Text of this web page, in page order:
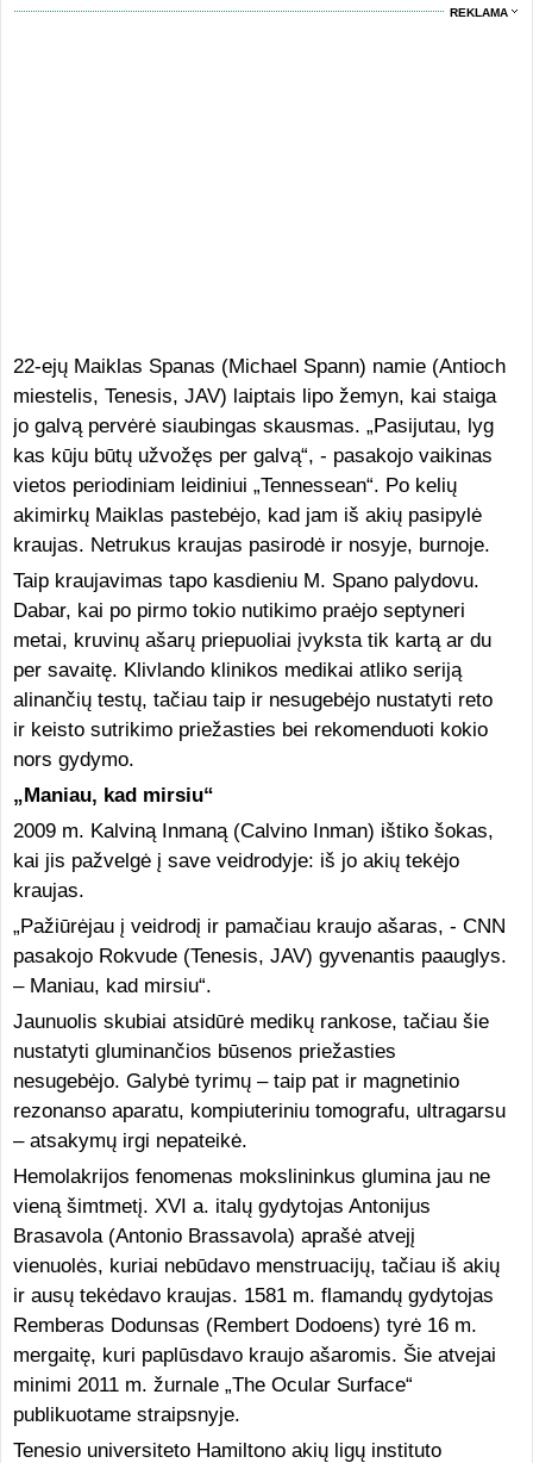
REKLAMA
22-ejų Maiklas Spanas (Michael Spann) namie (Antioch
miestelis, Tenesis, JAV) laiptais lipo žemyn, kai staiga
jo galvą pervėrė siaubingas skausmas. „Pasijutau, lyg
kas kūju būtų užvožęs per galvą“, - pasakojo vaikinas
vietos periodiniam leidiniui „Tennessean“. Po kelių
akimirkų Maiklas pastebėjo, kad jam iš akių pasipylė
kraujas. Netrukus kraujas pasirodė ir nosyje, burnoje.
Taip kraujavimas tapo kasdieniu M. Spano palydovu.
Dabar, kai po pirmo tokio nutikimo praėjo septyneri
metai, kruvinų ašarų priepuoliai įvyksta tik kartą ar du
per savaitę. Klivlando klinikos medikai atliko seriją
alinančių testų, tačiau taip ir nesugebėjo nustatyti reto
ir keisto sutrikimo priežasties bei rekomenduoti kokio
nors gydymo.
„Maniau, kad mirsiu“
2009 m. Kalviną Inmaną (Calvino Inman) ištiko šokas,
kai jis pažvelgė į save veidrodyje: iš jo akių tekėjo
kraujas.
„Pažiūrėjau į veidrodį ir pamačiau kraujo ašaras, - CNN
pasakojo Rokvude (Tenesis, JAV) gyvenantis paauglys.
– Maniau, kad mirsiu“.
Jaunuolis skubiai atsidūrė medikų rankose, tačiau šie
nustatyti gluminančios būsenos priežasties
nesugebėjo. Galybė tyrimų – taip pat ir magnetinio
rezonanso aparatu, kompiuteriniu tomografu, ultragarsu
– atsakymų irgi nepateikė.
Hemolakrijos fenomenas mokslininkus glumina jau ne
vieną šimtmetį. XVI a. italų gydytojas Antonijus
Brasavola (Antonio Brassavola) aprašė atvejį
vienuolės, kuriai nebūdavo menstruacijų, tačiau iš akių
ir ausų tekėdavo kraujas. 1581 m. flamandų gydytojas
Remberas Dodunsas (Rembert Dodoens) tyrė 16 m.
mergaitę, kuri paplūsdavo kraujo ašaromis. Šie atvejai
minimi 2011 m. žurnale „The Ocular Surface“
publikuotame straipsnyje.
Tenesio universiteto Hamiltono akių ligų instituto